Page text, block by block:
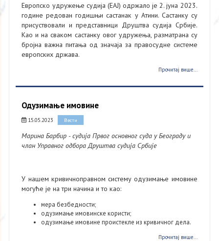
Европско удружење судија (ЕАЈ) одржало је 2. јуна 2023.
године редован годишњи састанак у Атини. Састанку су
присуствовали и представници Друштва судија Србије.
Као и на сваком састанку овог удружења, разматрана су
бројна важна питања од значаја за правосудне системе
европских држава.
Прочитај више...
Одузимање имовине
15.05.2023 Вести
Марина Барбир - судија Првог основног суда у Београду и
члан Управног одбора Друштва судија Србије
У нашем кривичноправном систему одузимање имовине
могуће је на три начина и то као:
мера безбедности;
одузимање имовинске користи;
одузимање имовине проистекле из кривичног дела.
Прочитај више...